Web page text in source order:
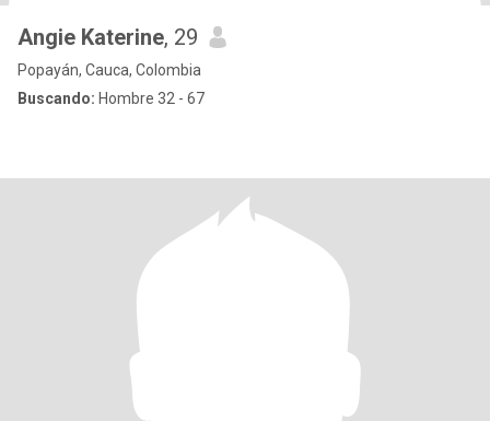
Angie Katerine, 29
Popayán, Cauca, Colombia
Buscando: Hombre 32 - 67